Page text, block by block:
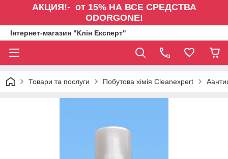
АКЦИЯ!- от 15% НА ВСЕ СРЕДСТВА
ODORGONE!
Інтернет-магазин "Клін Експерт"
Товари та послуги Побутова хімія Cleanexpert